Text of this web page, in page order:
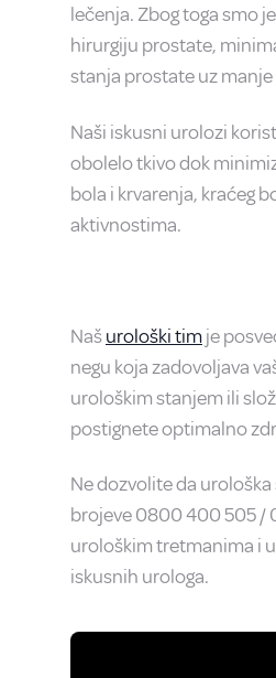
lečenja. Zbog toga smo
hirurgiju prostate,
stanja prostate uz
Naši iskusni urolozi
obolelo tkivo dok
bola i krvarenja, kraćeg
aktivnostima.
Našurološki timje
negu koja zadovoljava
urološkim stanjem ili
postignete optimalno
Ne dozvolite da
brojeve0800 400 505 /
urološkim tretmanima i
iskusnih urologa.